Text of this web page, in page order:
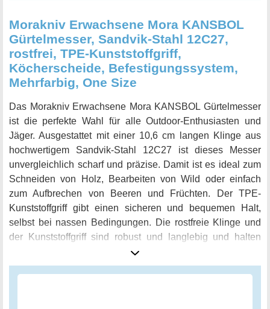
Morakniv Erwachsene Mora KANSBOL
Gürtelmesser, Sandvik-Stahl 12C27,
rostfrei, TPE-Kunststoffgriff,
Köcherscheide, Befestigungssystem,
Mehrfarbig, One Size
Das Morakniv Erwachsene Mora KANSBOL Gürtelmesser
ist die perfekte Wahl für alle Outdoor-Enthusiasten und
Jäger. Ausgestattet mit einer 10,6 cm langen Klinge aus
hochwertigem Sandvik-Stahl 12C27 ist dieses Messer
unvergleichlich scharf und präzise. Damit ist es ideal zum
Schneiden von Holz, Bearbeiten von Wild oder einfach
zum Aufbrechen von Beeren und Früchten. Der TPE-
Kunststoffgriff gibt einen sicheren und bequemen Halt,
selbst bei nassen Bedingungen. Die rostfreie Klinge und
der Kunststoffgriff sind robust und langlebig und halten
auch den härtesten Bedingungen stand. Das KANSBOL
Gürtelmesser wird mit einer passenden Köcherscheide